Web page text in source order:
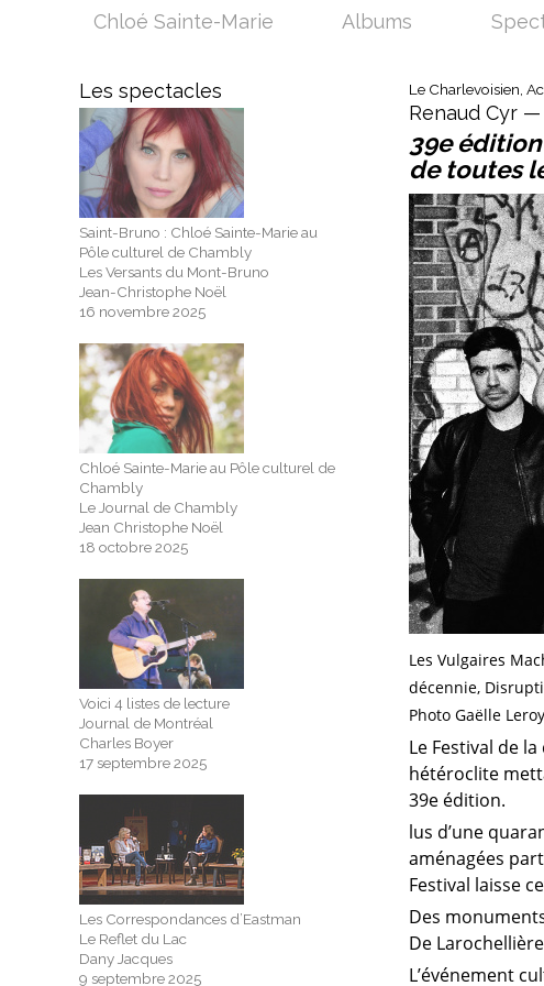
Les spectacles
Saint-Bruno : Chloé Sainte-Marie au
Pôle culturel de Chambly
Les Versants du Mont-Bruno
Jean-Christophe Noël
16 novembre 2025
Chloé Sainte-Marie au Pôle culturel de
Chambly
Le Journal de Chambly
Jean Christophe Noël
18 octobre 2025
Voici 4 listes de lecture
Journal de Montréal
Charles Boyer
17 septembre 2025
Les Correspondances d’Eastman
Le Reflet du Lac
Dany Jacques
9 septembre 2025
Le Charlevoisien,
Renaud Cyr —
39e
de toutes
Les Vulgaires
décennie,
Photo Gaëlle
Le Festival de
hétéroclite
39e édition.
lus d’une
aménagées
Festival laisse
Des
De
L’événement
Chloé Sainte-Marie Albums